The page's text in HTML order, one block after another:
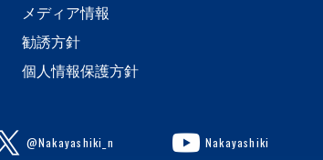
メディア情報
勧誘方針
個人情報保護方針
@Nakayashiki_n Nakayashiki